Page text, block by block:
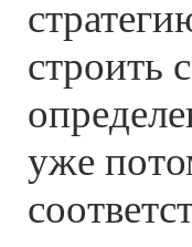
строить
уже